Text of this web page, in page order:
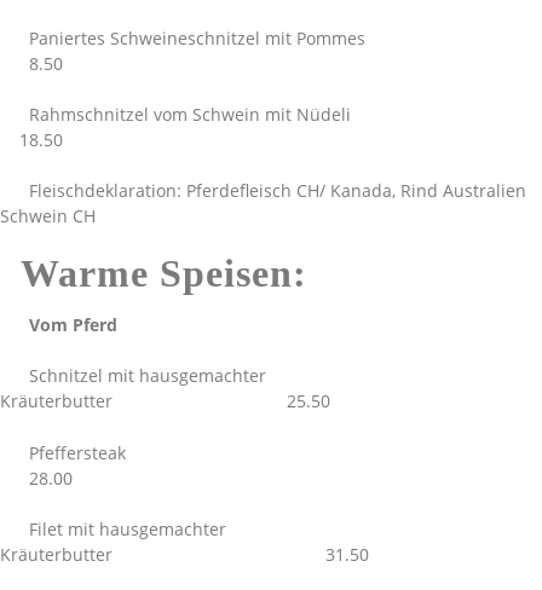
Paniertes Schweineschnitzel mit Pommes
8.50
Rahmschnitzel vom Schwein mit Nüdeli
18.50
Fleischdeklaration: Pferdefleisch CH/ Kanada, Rind Australien
Schwein CH
Warme Speisen:
Vom Pferd
Schnitzel mit hausgemachter
Kräuterbutter 25.50
Pfeffersteak
28.00
Filet mit hausgemachter
Kräuterbutter 31.50